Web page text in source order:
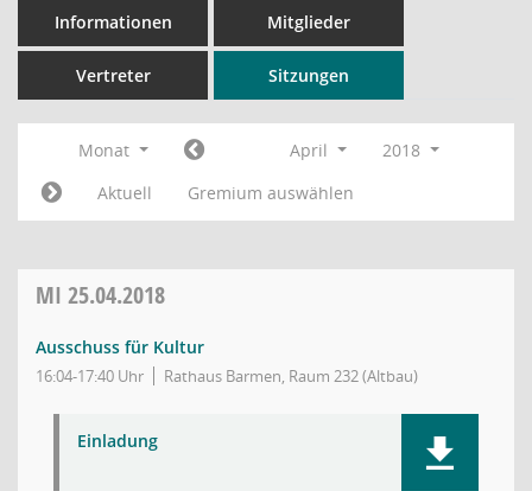
Informationen Mitglieder
Vertreter Sitzungen
Monat April
2018
Aktuell
Gremium auswählen
MI 25.04.2018
Ausschuss für Kultur
16:04-17:40 Uhr Rathaus Barmen, Raum 232 (Altbau)
Einladung